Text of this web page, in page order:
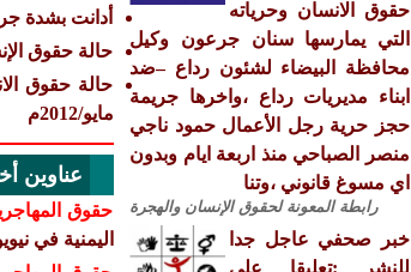
حقوق الانسان وحرياته
التي يمارسها سنان جرعون وكيل
محافظة البيضاء لشئون رداع –ضد
ابناء مديريات رداع ،واخرها جريمة
حجز حرية رجل الأعمال حمود ناجي
منصر الصباحي منذ اربعة ايام وبدون
اي مسوغ قانوني ،وتنا
رابطة المعونة لحقوق الإنسان والهجرة
خبر صحفي عاجل جدا
للنشر :تعليقا على
أدانت بشدة
حالة حقوق
مايو/2012م
عناوين
حقوق
اليمنية في